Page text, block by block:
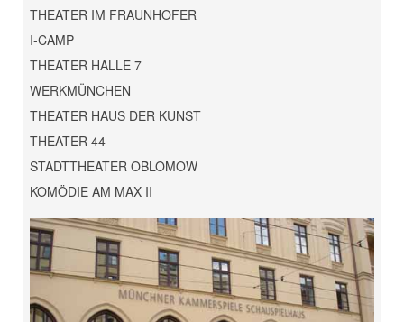
THEATER IM FRAUNHOFER
I-CAMP
THEATER HALLE 7
WERKMÜNCHEN
THEATER HAUS DER KUNST
THEATER 44
STADTTHEATER OBLOMOW
KOMÖDIE AM MAX II